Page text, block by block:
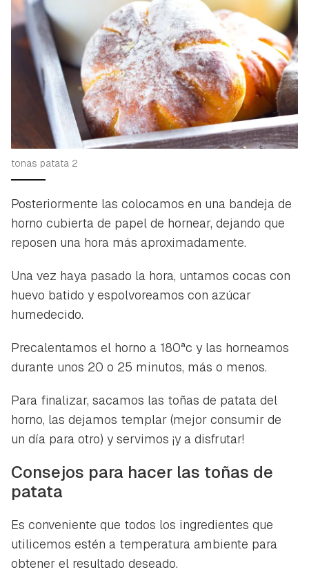
tonas patata 2
Posteriormente las colocamos en una bandeja de
horno cubierta de papel de hornear, dejando que
reposen una hora más aproximadamente.
Una vez haya pasado la hora, untamos cocas con
huevo batido y espolvoreamos con azúcar
humedecido.
Precalentamos el horno a 180ªc y las horneamos
durante unos 20 o 25 minutos, más o menos.
Para finalizar, sacamos las toñas de patata del
horno, las dejamos templar (mejor consumir de
un día para otro) y servimos ¡y a disfrutar!
Consejos para hacer las toñas de
patata
Es conveniente que todos los ingredientes que
utilicemos estén a temperatura ambiente para
obtener el resultado deseado.